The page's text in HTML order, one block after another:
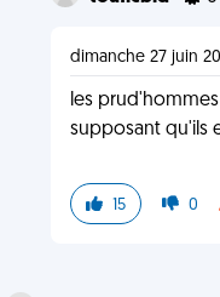
dimanche 27 juin
les
supposant qu'ils
15 0